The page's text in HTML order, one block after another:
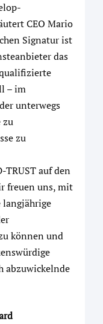
CEO Mario
Signatur ist
das
– im
unterwegs
zu
zu
auf den
freuen uns, mit
langjährige
können und
abzuwickelnde